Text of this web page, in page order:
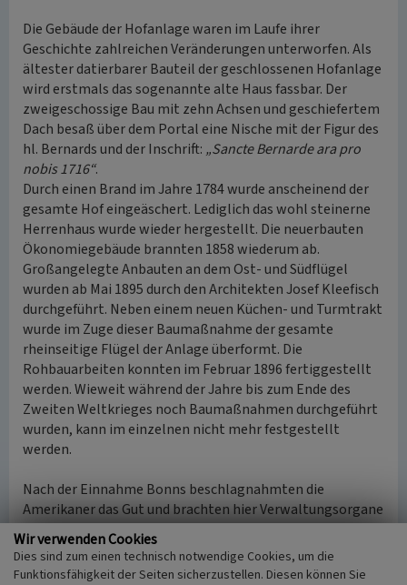
Die Gebäude der Hofanlage waren im Laufe ihrer
Geschichte zahlreichen Veränderungen unterworfen. Als
ältester datierbarer Bauteil der geschlossenen Hofanlage
wird erstmals das sogenannte alte Haus fassbar. Der
zweigeschossige Bau mit zehn Achsen und geschiefertem
Dach besaß über dem Portal eine Nische mit der Figur des
hl. Bernards und der Inschrift: „Sancte Bernarde ara pro
nobis 1716“.
Durch einen Brand im Jahre 1784 wurde anscheinend der
gesamte Hof eingeäschert. Lediglich das wohl steinerne
Herrenhaus wurde wieder hergestellt. Die neuerbauten
Ökonomiegebäude brannten 1858 wiederum ab.
Großangelegte Anbauten an dem Ost- und Südflügel
wurden ab Mai 1895 durch den Architekten Josef Kleefisch
durchgeführt. Neben einem neuen Küchen- und Turmtrakt
wurde im Zuge dieser Baumaßnahme der gesamte
rheinseitige Flügel der Anlage überformt. Die
Rohbauarbeiten konnten im Februar 1896 fertiggestellt
werden. Wieweit während der Jahre bis zum Ende des
Zweiten Weltkrieges noch Baumaßnahmen durchgeführt
wurden, kann im einzelnen nicht mehr festgestellt
werden.
Nach der Einnahme Bonns beschlagnahmten die
Amerikaner das Gut und brachten hier Verwaltungsorgane
ihrer Besatzungszone unter. Ab etwa 1950 wurde das
Gebäude als Sitz des Bundesministers für den
Marschallplan hergerichtet. Im Zuge dieser Nutzung
Wir verwenden Cookies
Dies sind zum einen technisch notwendige Cookies, um die
Funktionsfähigkeit der Seiten sicherzustellen. Diesen können Sie